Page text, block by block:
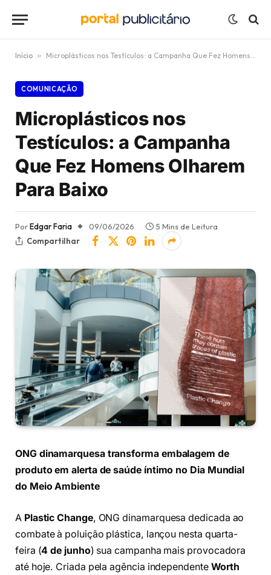
Início » Microplásticos nos Testículos: a Campanha Que Fez Homens Olharem Para Baixo
COMUNICAÇÃO
Microplásticos nos
Testículos: a Campanha
Que Fez Homens Olharem
Para Baixo
PorEdgar Faria 09/06/2026
5 Mins de Leitura
Compartilhar
ONG dinamarquesa transforma embalagem de
produto em alerta de saúde íntimo no Dia Mundial
do Meio Ambiente
A Plastic Change, ONG dinamarquesa dedicada ao
combate à poluição plástica, lançou nesta quarta-
feira (4 de junho) sua campanha mais provocadora
até hoje. Criada pela agência independente Worth